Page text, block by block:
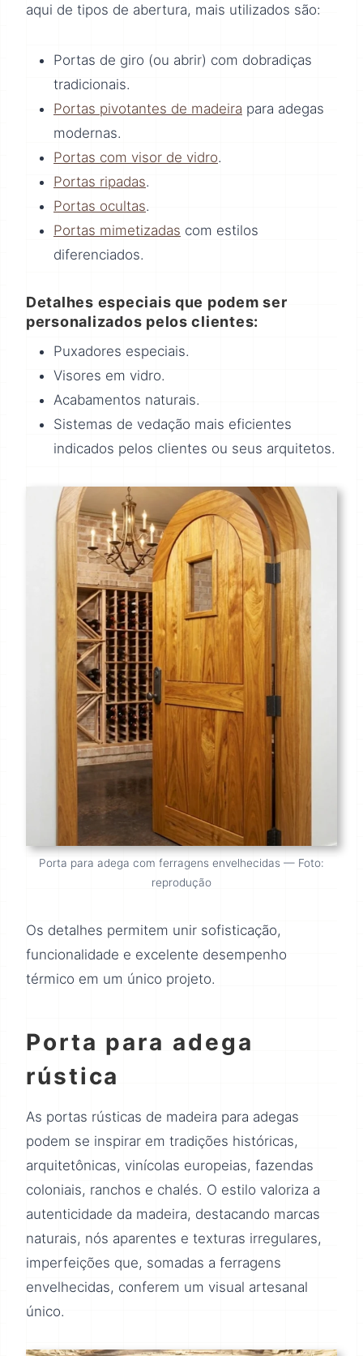
aqui de tipos de abertura, mais utilizados são:
Portas de giro (ou abrir) com dobradiças
tradicionais.
Portas pivotantes de madeira para adegas
modernas.
Portas com visor de vidro.
Portas ripadas.
Portas ocultas.
Portas mimetizadas com estilos
diferenciados.
Detalhes especiais que podem ser
personalizados pelos clientes:
Puxadores especiais.
Visores em vidro.
Acabamentos naturais.
Sistemas de vedação mais eficientes
indicados pelos clientes ou seus arquitetos.
Porta para adega com ferragens envelhecidas — Foto:
reprodução
Os detalhes permitem unir sofisticação,
funcionalidade e excelente desempenho
térmico em um único projeto.
Porta para adega
rústica
As portas rústicas de madeira para adegas
podem se inspirar em tradições históricas,
arquitetônicas, vinícolas europeias, fazendas
coloniais, ranchos e chalés. O estilo valoriza a
autenticidade da madeira, destacando marcas
naturais, nós aparentes e texturas irregulares,
imperfeições que, somadas a ferragens
envelhecidas, conferem um visual artesanal
único.